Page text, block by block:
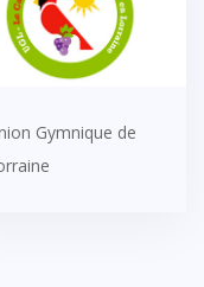
Gymnique de